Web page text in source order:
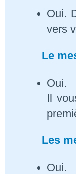
Oui.
vers
Le
Oui.
Il
Les
Oui.